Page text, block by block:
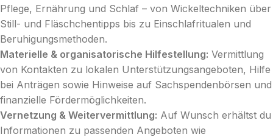
Pflege, Ernährung und Schlaf – von Wickeltechniken über
Still- und Fläschchentipps bis zu Einschlafritualen und
Beruhigungsmethoden.
Materielle & organisatorische Hilfestellung: Vermittlung
von Kontakten zu lokalen Unterstützungsangeboten, Hilfe
bei Anträgen sowie Hinweise auf Sachspendenbörsen und
finanzielle Fördermöglichkeiten.
Vernetzung & Weitervermittlung: Auf Wunsch erhältst du
Informationen zu passenden Angeboten wie